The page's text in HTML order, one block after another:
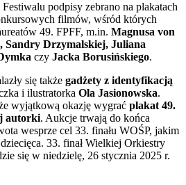
podpisy zebrano na plakatach
filmów, wśród których
49. FPFF, m.in. Magnusa von
Sandry Drzymalskiej, Juliana
czy Jacka Borusińskiego.
się także gadżety z identyfikacją
i ilustratorka Ola Jasionowska.
wyjątkową okazję wygrać plakat 49.
autorki. Aukcje trwają do końca
wesprze cel 33. finału WOŚP, jakim
33. finał Wielkiej Orkiestry
się w niedzielę, 26 stycznia 2025 r.